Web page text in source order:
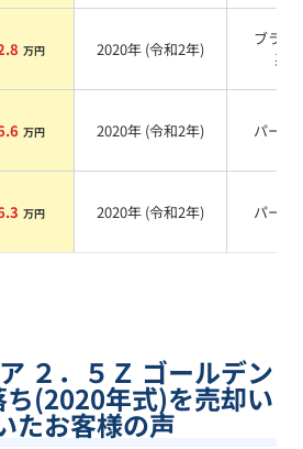
万円 2020年 (令和2年)
ブラッ
系
万円 2020年 (令和2年) パール
万円 2020年 (令和2年) パール
２．５Ｚ ゴールデン
ち(2020年式)を売却い
たお客様の声